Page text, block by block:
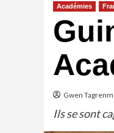
Académies
Gwen
Ils se sont